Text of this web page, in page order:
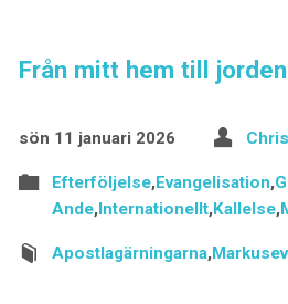
Från mitt hem till
sön 11 januari 2026
Efterföljelse,Evangelisation,
Ande,Internationellt,Kallelse,
Apostlagärningarna,